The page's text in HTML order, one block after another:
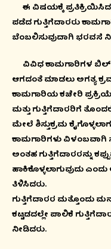
ಈ ವಿಷಯಕ್ಕೆ
ಪಡೆದ ಗುತ್ತಿಗೆದಾರರು
ಬೆಂಬಲಿಸುವುದಾಗಿ ಭರವಸೆ
ವಿವಿಧ ಕಾಮಗಾರಿಗಳ ಬಿಲ್
ಆಗದಂತೆ ಮಾಡಲು ಅಗತ್ಯ
ಕಾಮಗಾರಿಯ ಕಚೇರಿ
ಮತ್ತು ಗುತ್ತಿಗೆದಾರರಿಗೆ
ಮೇಲೆ ಶಿಸ್ತುಕ್ರಮ
ಕಾಮಗಾರಿಗಳು ವಿಳಂಬವಾಗಿ
ಅಂತಹ ಗುತ್ತಿಗೆದಾರರನ್ನು
ಹಾಕಿಕೊಳ್ಳಲಾಗುವುದು
ತಿಳಿಸಿದರು.
ಗುತ್ತಿಗೆದಾರರ ಮತ್ತೊಂದು
ಕಟ್ಟಡದಲ್ಲೇ ಪಾಲಿಕೆ
ನೀಡಿದರು.